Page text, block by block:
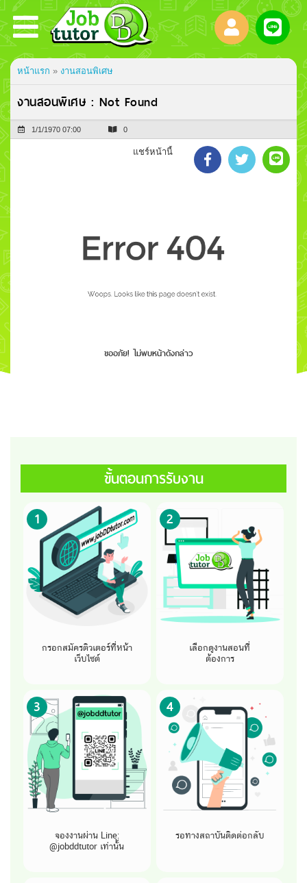
Toggle
navigation
หน้าแรก » งานสอนพิเศษ
งานสอนพิเศษ : Not Found
1/1/1970 07:00 0
แชร์หน้านี้
ขออภัย! ไม่พบหน้าดังกล่าว
ขั้นตอนการรับงาน
1
กรอกสมัครติวเตอร์ที่หน้า
เว็บไซต์
2
เลือกดูงานสอนที่
ต้องการ
3
จองงานผ่าน Line:
@jobddtutor เท่านั้น
4
รอทางสถาบันติดต่อกลับ